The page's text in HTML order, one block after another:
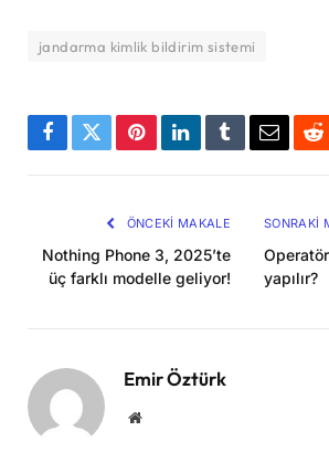
jandarma kimlik bildirim sistemi
Facebook
TwitterPinterestLinkedInTumblrEmail
ÖNCEKI MAKALE
Nothing Phone 3, 2025’te
üç farklı modelle geliyor!
SONRAKI
yapılır?
Emir Öztürk
Website